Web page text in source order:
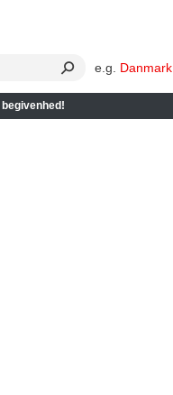
e.g. Danmark